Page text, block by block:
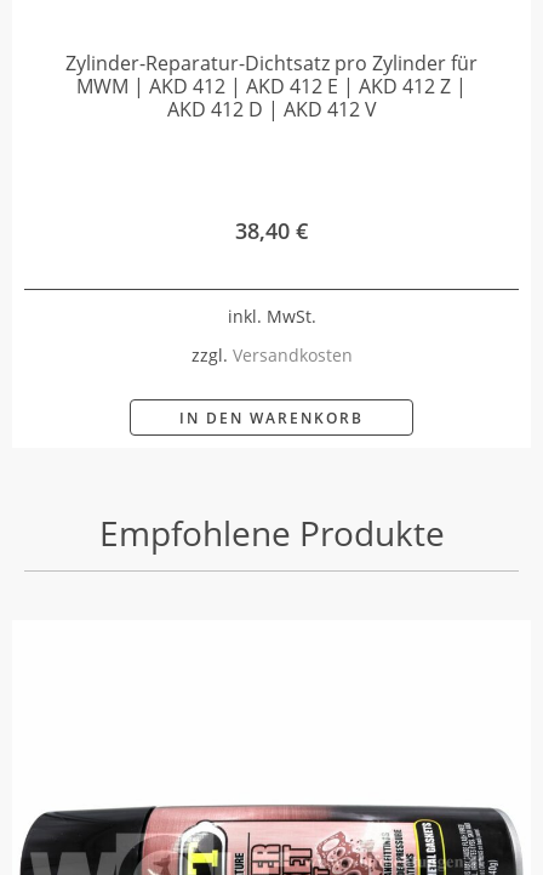
Zylinder-Reparatur-Dichtsatz pro Zylinder für
MWM | AKD 412 | AKD 412 E | AKD 412 Z |
AKD 412 D | AKD 412 V
38,40 €
inkl. MwSt.
zzgl. Versandkosten
IN DEN WARENKORB
Empfohlene Produkte